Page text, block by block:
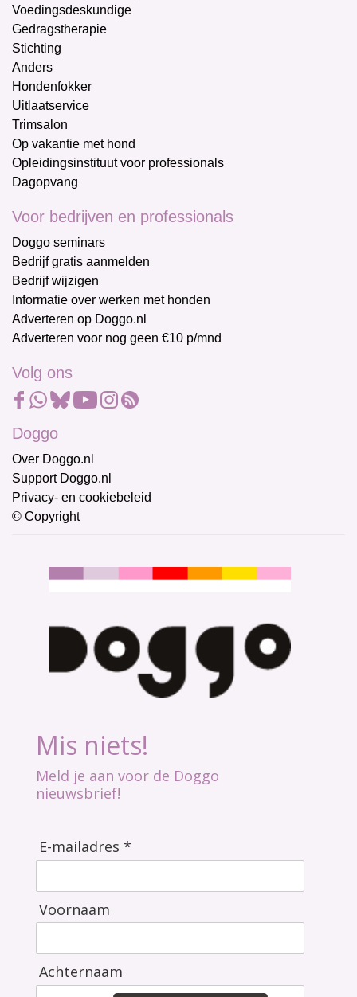
Voedingsdeskundige
Gedragstherapie
Stichting
Anders
Hondenfokker
Uitlaatservice
Trimsalon
Op vakantie met hond
Opleidingsinstituut voor professionals
Dagopvang
Voor bedrijven en professionals
Doggo seminars
Bedrijf gratis aanmelden
Bedrijf wijzigen
Informatie over werken met honden
Adverteren op Doggo.nl
Adverteren voor nog geen €10 p/mnd
Volg ons
Doggo
Over Doggo.nl
Support Doggo.nl
Privacy- en cookiebeleid
© Copyright
Mis niets!
Meld je aan voor de Doggo
nieuwsbrief!
E-mailadres *
Voornaam
Achternaam